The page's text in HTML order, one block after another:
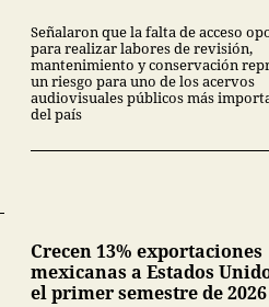
Señalaron que la falta de acceso
para realizar labores de revisión,
mantenimiento y conservación
un riesgo para uno de los acervos
audiovisuales públicos más
del país
Crecen 13% exportaciones
mexicanas a Estados
el primer semestre de 2026